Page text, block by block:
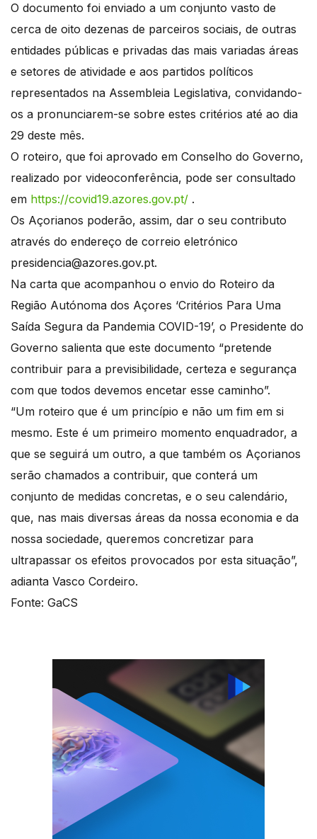
O documento foi enviado a um conjunto vasto de
cerca de oito dezenas de parceiros sociais, de outras
entidades públicas e privadas das mais variadas áreas
e setores de atividade e aos partidos políticos
representados na Assembleia Legislativa, convidando-
os a pronunciarem-se sobre estes critérios até ao dia
29 deste mês.
O roteiro, que foi aprovado em Conselho do Governo,
realizado por videoconferência, pode ser consultado
em https://covid19.azores.gov.pt/ .
Os Açorianos poderão, assim, dar o seu contributo
através do endereço de correio eletrónico
presidencia@azores.gov.pt.
Na carta que acompanhou o envio do Roteiro da
Região Autónoma dos Açores ‘Critérios Para Uma
Saída Segura da Pandemia COVID-19’, o Presidente do
Governo salienta que este documento “pretende
contribuir para a previsibilidade, certeza e segurança
com que todos devemos encetar esse caminho”.
“Um roteiro que é um princípio e não um fim em si
mesmo. Este é um primeiro momento enquadrador, a
que se seguirá um outro, a que também os Açorianos
serão chamados a contribuir, que conterá um
conjunto de medidas concretas, e o seu calendário,
que, nas mais diversas áreas da nossa economia e da
nossa sociedade, queremos concretizar para
ultrapassar os efeitos provocados por esta situação”,
adianta Vasco Cordeiro.
Fonte: GaCS